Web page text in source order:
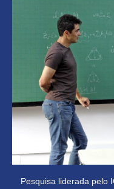
Pesquisa liderada pelo